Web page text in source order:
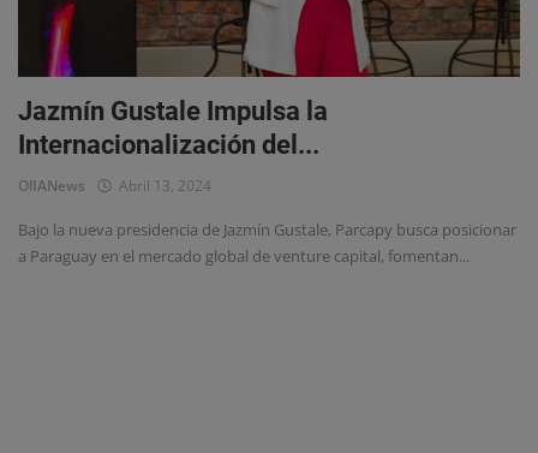
Eventos
Jazmín Gustale Impulsa la
Internacionalización del...
OlIANews Abril 13, 2024
Bajo la nueva presidencia de Jazmín Gustale, Parcapy busca posicionar
a Paraguay en el mercado global de venture capital, fomentan...